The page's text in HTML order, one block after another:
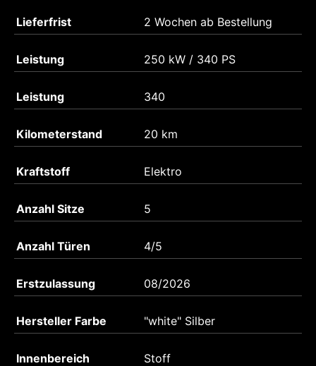
Lieferfrist 2 Wochen ab Bestellung
Leistung 250 kW / 340 PS
Leistung 340
Kilometerstand 20 km
Kraftstoff Elektro
Anzahl Sitze 5
Anzahl Türen 4/5
Erstzulassung 08/2026
Hersteller Farbe "white" Silber
Innenbereich Stoff